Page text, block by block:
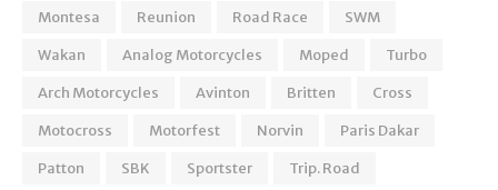
Montesa
Reunion Road Race
SWM
Wakan
Analog Motorcycles Moped
Turbo
Arch Motorcycles
Avinton Britten
Cross
Motocross
Motorfest Norvin
Paris Dakar
Patton
SBK Sportster
Trip. Road